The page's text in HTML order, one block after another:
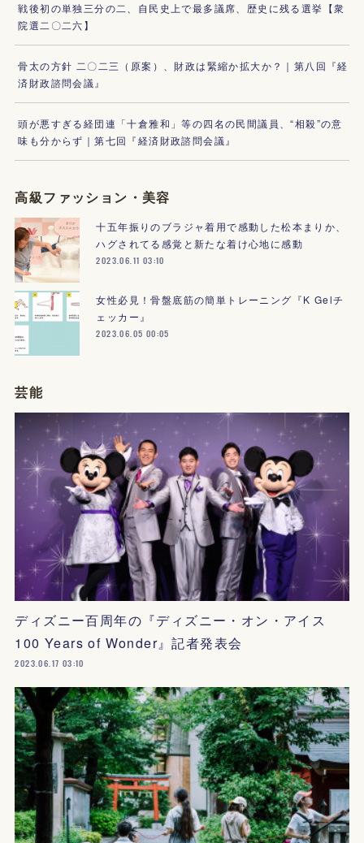
戦後初の単独三分の二、自民史上で最多議席、歴史に残る選挙【衆
院選二〇二六】
骨太の方針 二〇二三（原案）、財政は緊縮か拡大か？｜第八回『経
済財政諮問会議』
頭が悪すぎる経団連「十倉雅和」等の四名の民間議員、“相殺”の意
味も分からず｜第七回『経済財政諮問会議』
高級ファッション・美容
十五年振りのブラジャ着用で感動した松本まりか、
ハグされてる感覚と新たな着け心地に感動
2023.06.11 03:10
女性必見！骨盤底筋の簡単トレーニング『K Gelチ
ェッカー』
2023.06.05 00:05
芸能
ディズニー百周年の『ディズニー・オン・アイス
100 Years of Wonder』記者発表会
2023.06.17 03:10